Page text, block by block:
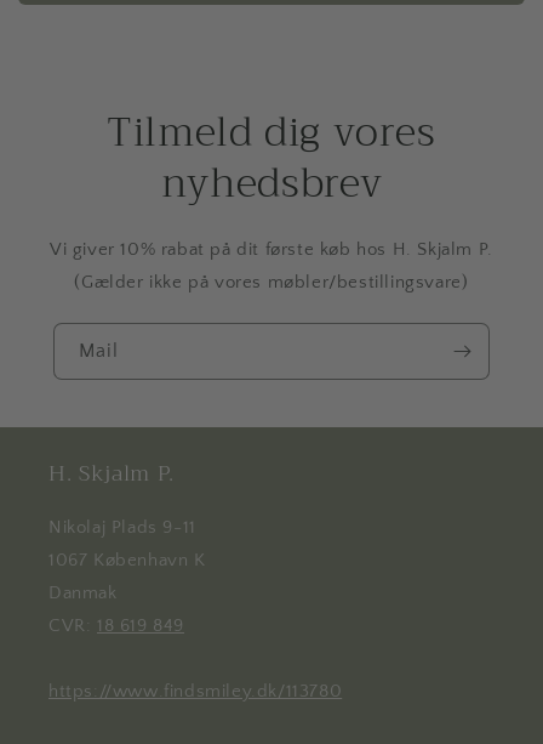
Tilmeld dig vores
nyhedsbrev
Vi giver 10% rabat på dit første køb hos H. Skjalm P.
(Gælder ikke på vores møbler/bestillingsvare)
Mail
H. Skjalm P.
Nikolaj Plads 9-11
1067 København K
Danmak
CVR: 18 619 849
https://www.findsmiley.dk/113780